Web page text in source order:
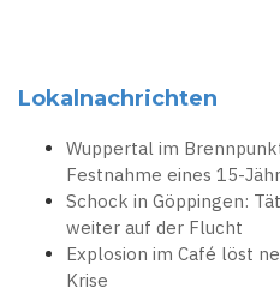
Lokalnachrichten
Wuppertal im
Festnahme eines 15-
Schock in Göppingen:
weiter auf der Flucht
Explosion im Café löst
Krise